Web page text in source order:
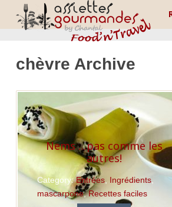
chèvre Archive
Nems …pas comme les
autres!
Category:Entrées, Ingrédients,
mascarpone,Recettes faciles